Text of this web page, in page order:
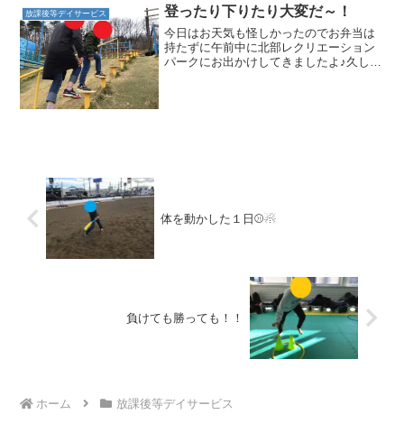
り・・・思い切り遊べて良...
放課後等デイサービス 登ったり下りたり大変だ～！
今日はお天気も怪しかったのでお弁当は
持たずに午前中に北部レクリエーション
パークにお出かけしてきましたよ♪久しぶ
体を動かした１日⚾☃
負けても勝っても！！
ホーム 放課後等デイサービス